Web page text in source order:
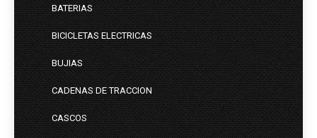
BATERIAS
BICICLETAS ELECTRICAS
BUJIAS
CADENAS DE TRACCION
CASCOS